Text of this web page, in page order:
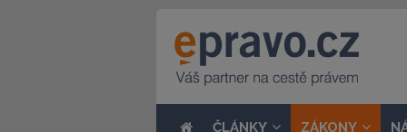
ČLÁNKY ZÁKONY